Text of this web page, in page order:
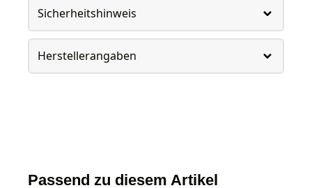
Sicherheitshinweis
Herstellerangaben
Passend zu diesem Artikel